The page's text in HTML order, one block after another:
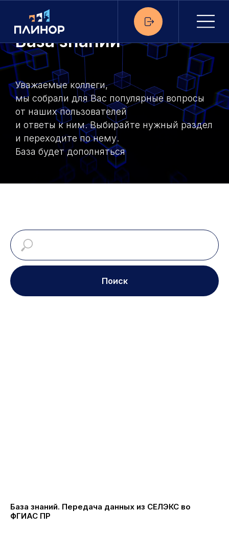
База знаний
Уважаемые коллеги,
мы собрали для Вас популярные вопросы
от наших пользователей
и ответы к ним. Выбирайте нужный раздел
и переходите по нему.
База будет дополняться
Поиск
База знаний. Передача данных из СЕЛЭКС во
ФГИАС ПР